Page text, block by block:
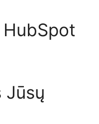
Jūsų